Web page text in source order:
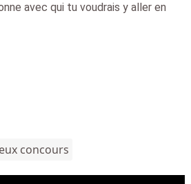
avec qui tu voudrais y aller en
concours